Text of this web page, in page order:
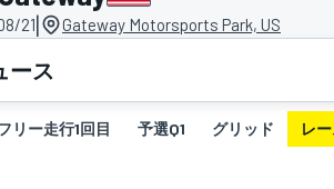
21| Gateway Motorsports Park, US
ース
リー走行1回目 予選Q1 グリッド レ